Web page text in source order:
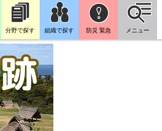
分野で探す 組織で探す 防災 緊急 メニュー